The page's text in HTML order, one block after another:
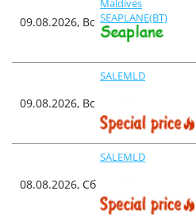
09.08.2026, Вс
Maldives
SEAPLANE(BT)
09.08.2026, Вс
SALEMLD
08.08.2026, Сб
SALEMLD